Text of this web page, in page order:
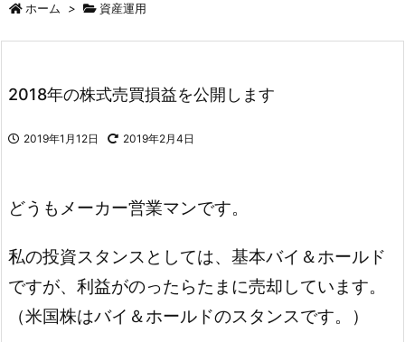
ホーム > 資産運用
2018年の株式売買損益を公開します
2019年1月12日 2019年2月4日
どうもメーカー営業マンです。
私の投資スタンスとしては、基本バイ＆ホールド
ですが、利益がのったらたまに売却しています。
（米国株はバイ＆ホールドのスタンスです。）